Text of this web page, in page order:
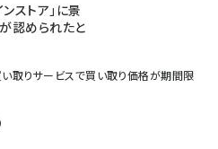
ストア」に景
認められたと
い取りサービスで買い取り価格が期間限